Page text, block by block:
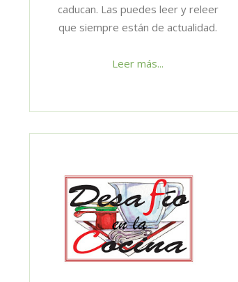
caducan. Las puedes leer y releer
que siempre están de actualidad.
Leer más...